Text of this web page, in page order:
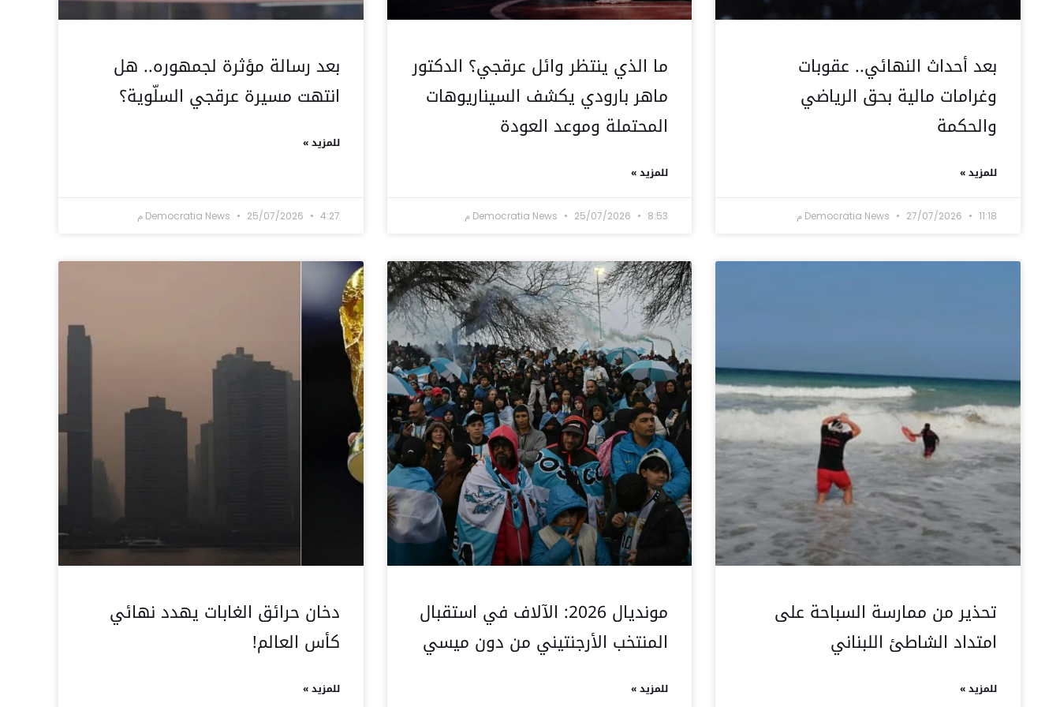
بعد أحداث النهائي.. عقوبات
وغرامات مالية بحق الرياضي
والحكمة
للمزيد »
Democratia News 27/07/2026 11:18 م
ما الذي ينتظر وائل عرقجي؟ الدكتور
ماهر بارودي يكشف السيناريوهات
المحتملة وموعد العودة
للمزيد »
Democratia News 25/07/2026 8:53 م
بعد رسالة مؤثرة لجمهوره.. هل
انتهت مسيرة عرقجي السلّوية؟
للمزيد »
Democratia News 25/07/2026 4:27 م
تحذير من ممارسة السباحة على
امتداد الشاطئ اللبناني
للمزيد »
مونديال 2026: الآلاف في استقبال
المنتخب الأرجنتيني من دون ميسي
للمزيد »
دخان حرائق الغابات يهدد نهائي
كأس العالم!
للمزيد »